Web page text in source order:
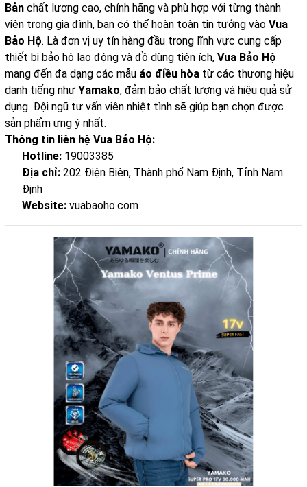
Bản chất lượng cao, chính hãng và phù hợp với từng thành
viên trong gia đình, bạn có thể hoàn toàn tin tưởng vào Vua
Bảo Hộ. Là đơn vị uy tín hàng đầu trong lĩnh vực cung cấp
thiết bị bảo hộ lao động và đồ dùng tiện ích, Vua Bảo Hộ
mang đến đa dạng các mẫu áo điều hòa từ các thương hiệu
danh tiếng như Yamako, đảm bảo chất lượng và hiệu quả sử
dụng. Đội ngũ tư vấn viên nhiệt tình sẽ giúp bạn chọn được
sản phẩm ưng ý nhất.
Thông tin liên hệ Vua Bảo Hộ:
Hotline: 19003385
Địa chỉ: 202 Điện Biên, Thành phố Nam Định, Tỉnh Nam
Định
Website: vuabaoho.com